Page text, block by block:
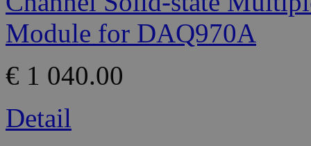
€ 1 040.00
Detail